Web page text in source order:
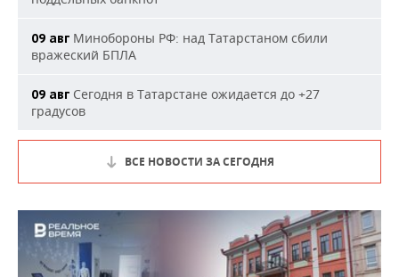
09 авг Минобороны РФ: над Татарстаном сбили
вражеский БПЛА
09 авг Сегодня в Татарстане ожидается до +27
градусов
ВСЕ НОВОСТИ ЗА СЕГОДНЯ